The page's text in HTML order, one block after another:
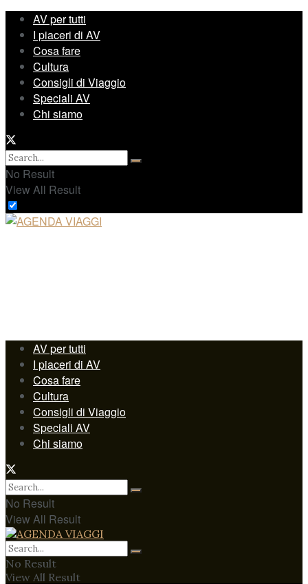
AV per tutti
I piaceri di AV
Cosa fare
Cultura
Consigli di Viaggio
Speciali AV
Chi siamo
No Result
View All Result
AV per tutti
I piaceri di AV
Cosa fare
Cultura
Consigli di Viaggio
Speciali AV
Chi siamo
No Result
View All Result
No Result
View All Result